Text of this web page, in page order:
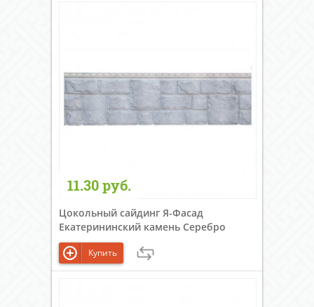
11.30 руб.
Цокольный сайдинг Я-Фасад
Екатерининский камень Серебро
Купить